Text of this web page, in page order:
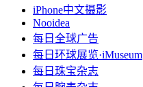
iPhone中文摄影
Nooidea
每日全球广告
每日环球展览·iMuseum
每日珠宝杂志